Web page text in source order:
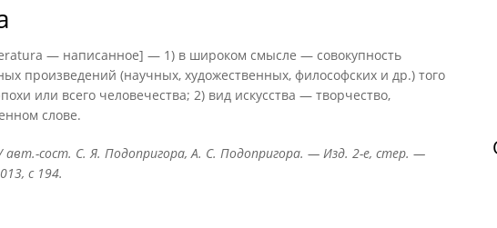
— написанное] — 1) в широком смысле — совокупность
произведений (научных, художественных, философских и др.) того
или всего человечества; 2) вид искусства — творчество,
слове.
авт.-сост. С. Я. Подопригора, А. С. Подопригора. — Изд. 2-е, стер. —
с 194.